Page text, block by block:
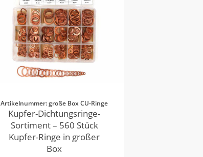
Artikelnummer: große Box CU-Ringe
Kupfer-Dichtungsringe-
Sortiment – 560 Stück
Kupfer-Ringe in großer
Box